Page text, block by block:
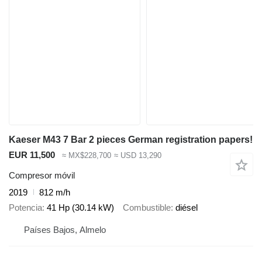
Kaeser M43 7 Bar 2 pieces German registration papers!
EUR 11,500
≈ MX$228,700 ≈ USD 13,290
Compresor móvil
2019
812 m/h
Potencia 41 Hp (30.14 kW) Combustible diésel
Países Bajos, Almelo